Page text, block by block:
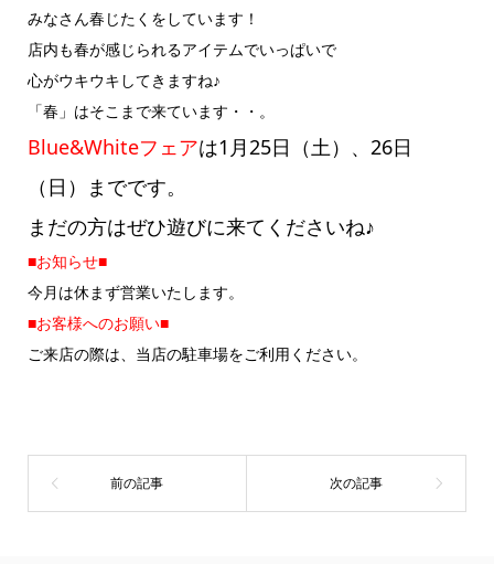
みなさん春じたくをしています！
店内も春が感じられるアイテムでいっぱいで
心がウキウキしてきますね♪
「春」はそこまで来ています・・。
Blue&Whiteフェアは1月25日（土）、26日
（日）までです。
まだの方はぜひ遊びに来てくださいね♪
■お知らせ■
今月は休まず営業いたします。
■お客様へのお願い■
ご来店の際は、当店の駐車場をご利用ください。